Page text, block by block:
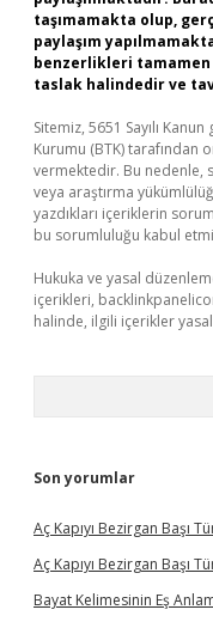
taşımamakta olup,
paylaşım
benzerlikleri
taslak halindedir ve
Sitemiz, 5651 Sayılı
Kurumu (BTK) tarafından
vermektedir. Bu nedenle,
veya araştırma
yazdıkları içeriklerin
bu sorumluluğu kabul
Hukuka ve yasal
içerikleri,
halinde, ilgili içerikler
Son yorumlar
Aç Kapıyı Bezirgan Başı
Aç Kapıyı Bezirgan Başı
Bayat Kelimesinin Eş